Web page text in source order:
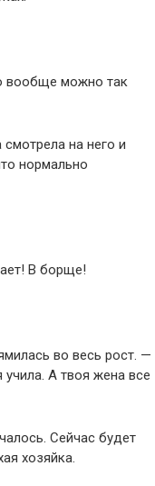
вообще можно так
на него и
нормально
В борще!
во весь рост. —
А твоя жена все
Сейчас будет
хозяйка.